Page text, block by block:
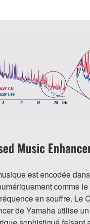
Music
est encodée
comme
en souffre. Le
de Yamaha utilise